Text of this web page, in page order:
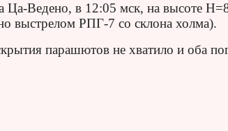
Ца-Ведено, в 12:05 мск, на высоте
выстрелом РПГ-7 со склона холма).
парашютов не хватило и оба